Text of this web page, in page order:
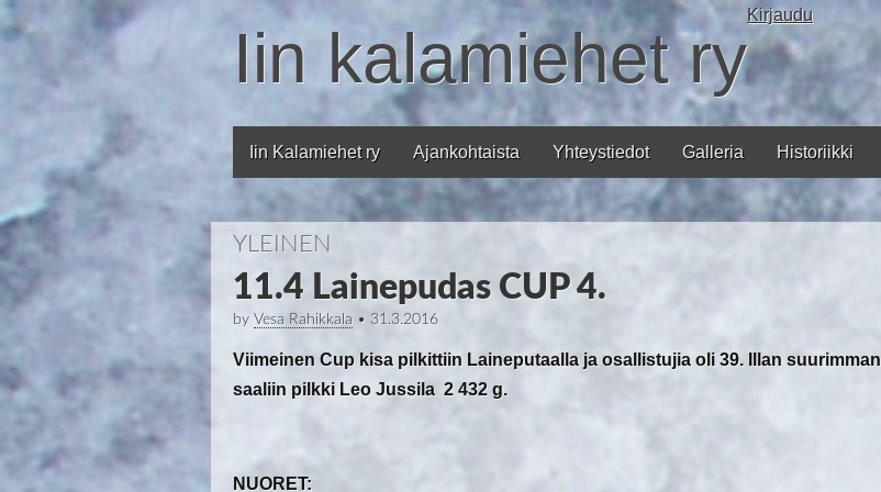
Iin kalamiehet ry
Main menu
Iin Kalamiehet ry Ajankohtaista Yhteystiedot Galleria Historiikki
Kirjaudu
YLEINEN
11.4 Lainepudas CUP 4.
by Vesa Rahikkala • 31.3.2016
Viimeinen Cup kisa pilkittiin Laineputaalla ja osallistujia oli 39. Illan suurimman
saaliin pilkki Leo Jussila 2 432 g.
NUORET: